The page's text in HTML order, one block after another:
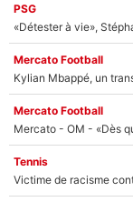
PSG
«Détester à vie»,
Mercato Football
Kylian Mbappé, un
Mercato Football
Tennis